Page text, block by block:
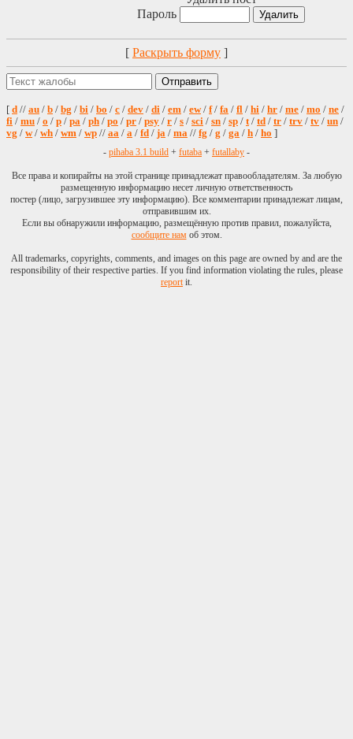
осуществляется по
https://
маркавелосипеда
на интересующий
бренд.
Например, по
ссылке
https://
3 тысячи
ашанов от брэнда
пенсионерида, а
Пароль
[ Раскрыть форму ]
[ d // au / b / bg / bi / bo / c / dev / di / em / ew/ f/ fa / fl / hi / hr / me / mo / ne /
fi / mu / o / p / pa / ph / po / pr / psy / r / s / sci / sn / sp / t/ td / tr / trv / tv / un /
vg / w/ wh / wm / wp // aa / a / fd / ja / ma // fg / g / ga / h / ho ]
- pihaba 3.1 build + futaba + futallaby -
Все права и копирайты на этой странице принадлежат правообладателям. За любую
размещенную информацию несет личную ответственность
постер (лицо, загрузившее эту информацию). Все комментарии принадлежат лицам,
отправившим их.
Если вы обнаружили информацию, размещённую против правил, пожалуйста,
сообщите намоб этом.
All trademarks, copyrights, comments, and images on this page are owned by and are the
responsibility of their respective parties. If you find information violating the rules, please
reportit.